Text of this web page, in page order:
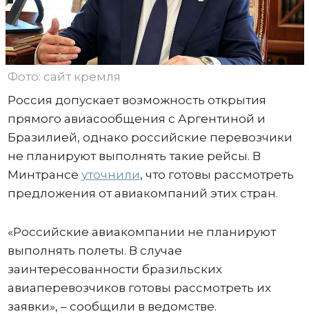
Фото: сайт кремля
Россия допускает возможность открытия
прямого авиасообщения с Аргентиной и
Бразилией, однако российские перевозчики
не планируют выполнять такие рейсы. В
Минтрансе уточнили, что готовы рассмотреть
предложения от авиакомпаний этих стран.
«Российские авиакомпании не планируют
выполнять полеты. В случае
заинтересованности бразильских
авиаперевозчиков готовы рассмотреть их
заявки», – сообщили в ведомстве.